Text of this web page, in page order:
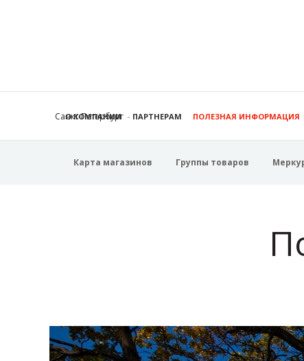
Санкт-Петербург
О КОМПАНИИ ПАРТНЕРАМ ПОЛЕЗНАЯ ИНФОРМАЦИЯ
Карта магазинов Группы товаров